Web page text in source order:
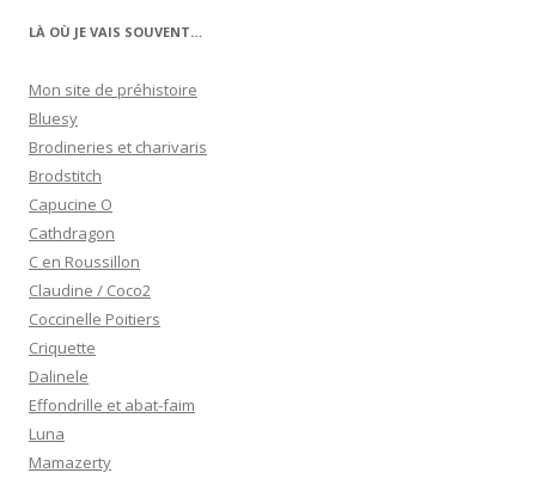
LÀ OÙ JE VAIS SOUVENT…
Mon site de préhistoire
Bluesy
Brodineries et charivaris
Brodstitch
Capucine O
Cathdragon
C en Roussillon
Claudine / Coco2
Coccinelle Poitiers
Criquette
Dalinele
Effondrille et abat-faim
Luna
Mamazerty